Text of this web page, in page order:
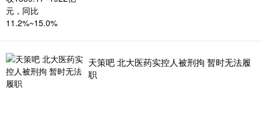
天策吧 北大医药实控人被刑拘 暂时无法履
职